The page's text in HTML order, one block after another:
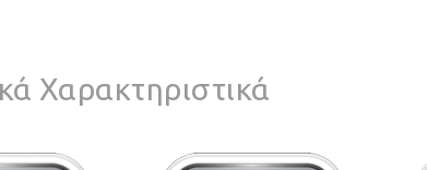
Χαρακτηριστικά